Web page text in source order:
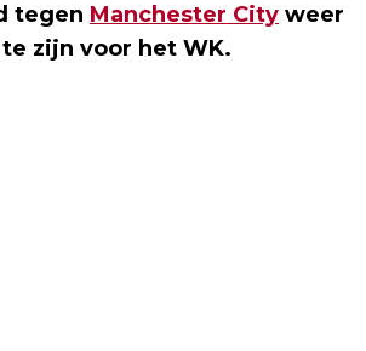
tegen Manchester City weer
zijn voor het WK.